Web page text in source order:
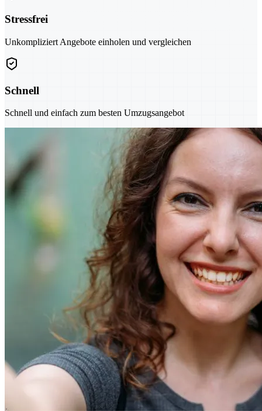
Stressfrei
Unkompliziert Angebote einholen und vergleichen
Schnell
Schnell und einfach zum besten Umzugsangebot